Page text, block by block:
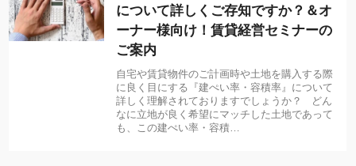
について詳しくご存知ですか？＆オ
ーナー様向け！賃貸経営セミナーの
ご案内
自宅や賃貸物件のご計画時や土地を購入する際
に良く目にする『建ぺい率・容積率』について
詳しく理解されておりますでしょうか？ どん
なに立地が良く希望にマッチした土地であって
も、この建ぺい率・容積…